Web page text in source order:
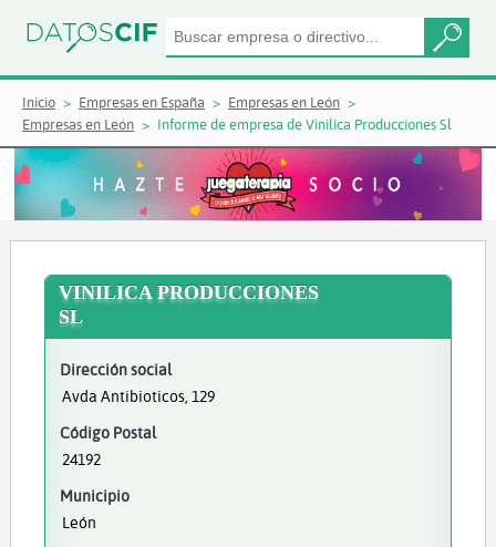
Inicio Empresas en España
Empresas en León
Empresas en León
Informe de empresa de Vinilica Producciones Sl
VINILICA PRODUCCIONES
SL
Dirección social
Avda Antibioticos, 129
Código Postal
24192
Municipio
León